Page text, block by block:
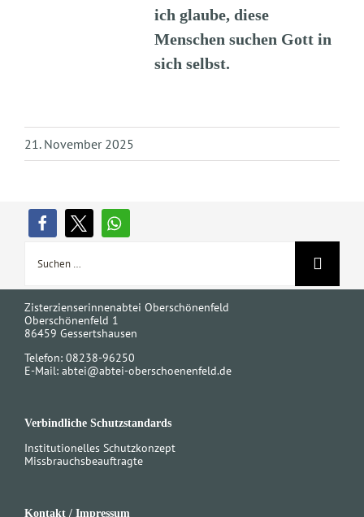
ich glaube, diese
Menschen suchen Gott in
sich selbst.
21. November 2025
Zisterzienserinnenabtei Oberschönenfeld
Oberschönenfeld 1
86459 Gessertshausen
Telefon: 08238-96250
E-Mail: abtei@abtei-oberschoenenfeld.de
Verbindliche Schutzstandards
Institutionelles Schutzkonzept
Missbrauchsbeauftragte
Kontakt / Impressum